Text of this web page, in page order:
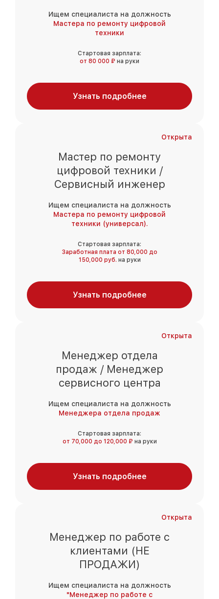
Ищем специалиста на должность
Мастера по ремонту цифровой
техники
Стартовая зарплата:
от 80 000 ₽ на руки
Узнать подробнее
Открыта
Мастер по ремонту
цифровой техники /
Сервисный инженер
Ищем специалиста на должность
Мастера по ремонту цифровой
техники (универсал).
Стартовая зарплата:
Заработная плата от 80,000 до
150,000 руб. на руки
Узнать подробнее
Открыта
Менеджер отдела
продаж / Менеджер
сервисного центра
Ищем специалиста на должность
Менеджера отдела продаж
Стартовая зарплата:
от 70,000 до 120,000 ₽ на руки
Узнать подробнее
Открыта
Менеджер по работе с
клиентами (НЕ
ПРОДАЖИ)
Ищем специалиста на должность
"Менеджер по работе с